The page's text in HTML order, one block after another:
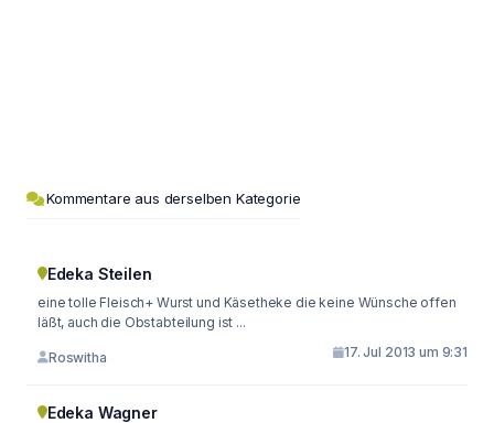
Kommentare aus derselben Kategorie
Edeka Steilen
eine tolle Fleisch+ Wurst und Käsetheke die keine Wünsche offen
läßt, auch die Obstabteilung ist ...
Roswitha 17. Jul 2013 um 9:31
Edeka Wagner